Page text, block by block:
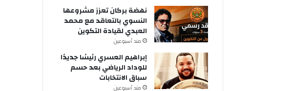
نهضة بركان تعزز مشروعها
النسوي بالتعاقد مع محمد
العبدي لقيادة التكوين
مند أسبوعين
إبراهيم العسري رئيسًا جديدًا
للوداد الرياضي بعد حسم
سباق الانتخابات
مند أسبوعين